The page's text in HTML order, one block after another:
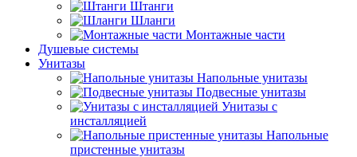
Штанги
Шланги
Монтажные части
Душевые системы
Унитазы
Напольные унитазы
Подвесные унитазы
Унитазы с
инсталляцией
Напольные
пристенные унитазы